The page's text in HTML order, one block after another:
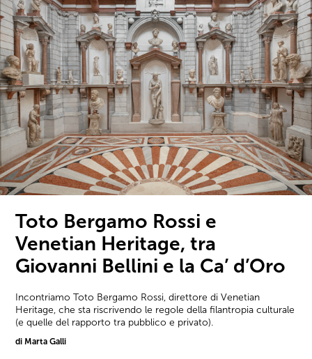
Toto Bergamo Rossi e
Venetian Heritage, tra
Giovanni Bellini e la Ca’ d’Oro
Incontriamo Toto Bergamo Rossi, direttore di Venetian
Heritage, che sta riscrivendo le regole della filantropia culturale
(e quelle del rapporto tra pubblico e privato).
di Marta Galli